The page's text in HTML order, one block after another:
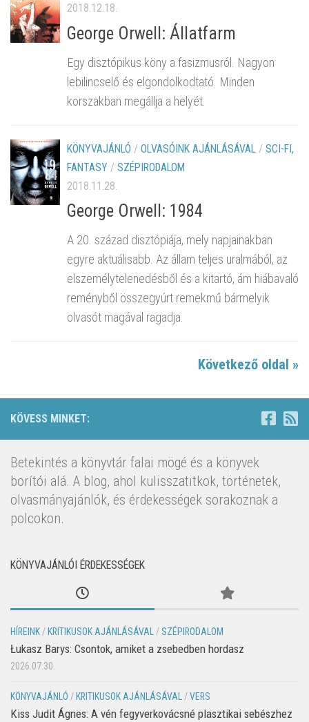
2018.12.18.
George Orwell: Állatfarm
Egy disztópikus köny a fasizmusról. Nagyon
lebilincselő és elgondolkodtató. Minden
korszakban megállja a helyét.
KÖNYVAJÁNLÓ / OLVASÓINK AJÁNLÁSÁVAL / SCI-FI,
FANTASY / SZÉPIRODALOM
2018.11.28.
George Orwell: 1984
A 20. század disztópiája, mely napjainakban
egyre aktuálisabb. Az állam teljes uralmából, az
elszemélytelenedésből és a kitartó, ám hiábavaló
reményből összegyúrt remekmű bármelyik
olvasót magával ragadja.
Következő oldal »
KÖVESS MINKET:
Betekintés a könyvtár falai mögé és a könyvek
borítói alá. A blog, ahol kulisszatitkok, történetek,
olvasmányajánlók, és érdekességek sorakoznak a
polcokon.
KÖNYVAJÁNLÓI ÉRDEKESSÉGEK
HÍREINK/ KRITIKUSOK AJÁNLÁSÁVAL/ SZÉPIRODALOM
Łukasz Barys: Csontok, amiket a zsebedben hordasz
2026.07.30.
KÖNYVAJÁNLÓ / KRITIKUSOK AJÁNLÁSÁVAL/VERS
Kiss Judit Ágnes: A vén fegyverkovácsné plasztikai sebészhez